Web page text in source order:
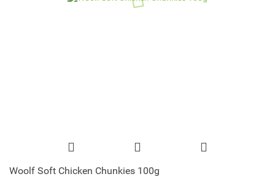
Woolf Soft Chicken Chunkies 100g